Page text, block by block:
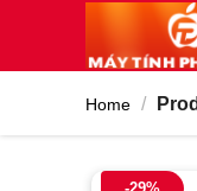
Home /